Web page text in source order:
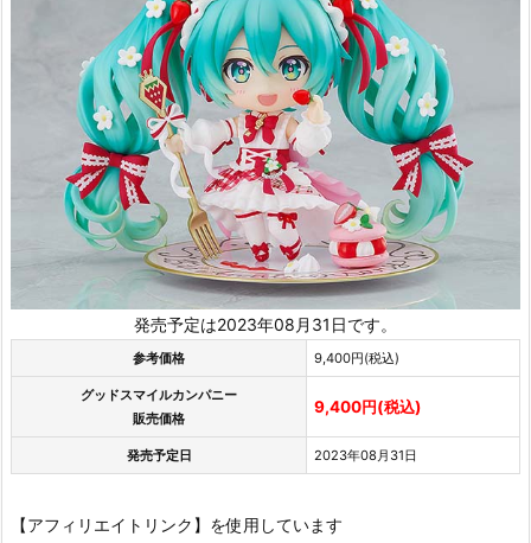
発売予定は2023年08月31日です。
参考価格 9,400円(税込)
グッドスマイルカンパニー
販売価格
9,400円(税込)
発売予定日 2023年08月31日
【アフィリエイトリンク】を使用しています